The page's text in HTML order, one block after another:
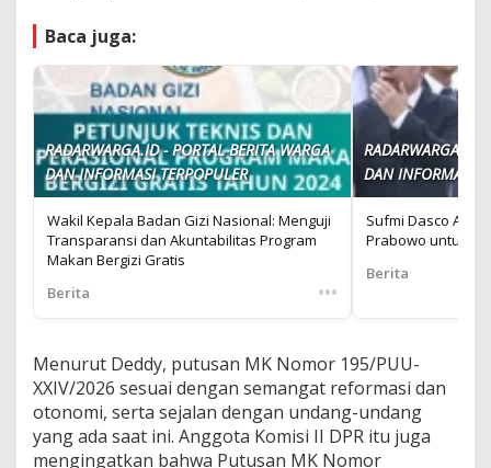
Baca juga:
RADARWARGA.ID - PORTAL BERITA WARGA
DAN INFORMASI TERPOPULER
Wakil Kepala Badan Gizi Nasional: Menguji
Transparansi dan Akuntabilitas Program
Makan Bergizi Gratis
Berita
•••
RADARWARGA.ID
DAN INFORMASI
Sufmi Dasco
Prabowo untuk
Berita
Menurut Deddy, putusan MK Nomor 195/PUU-
XXIV/2026 sesuai dengan semangat reformasi dan
otonomi, serta sejalan dengan undang-undang
yang ada saat ini. Anggota Komisi II DPR itu juga
mengingatkan bahwa Putusan MK Nomor